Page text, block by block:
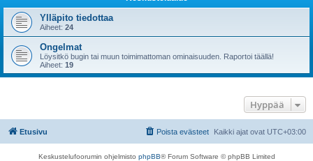
Ylläpito tiedottaa
Aiheet: 24
Ongelmat
Löysitkö bugin tai muun toimimattoman ominaisuuden. Raportoi täällä!
Aiheet: 19
Hyppää
Etusivu Kaikki ajat ovat UTC+03:00
Poista evästeet
Keskustelufoorumin ohjelmisto phpBB® Forum Software © phpBB Limited